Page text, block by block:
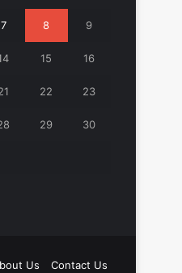
7 8 9
15 16
22 23
29 30
Us Contact Us